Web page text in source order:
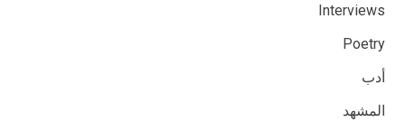
Interviews
Poetry
أدب
المشهد